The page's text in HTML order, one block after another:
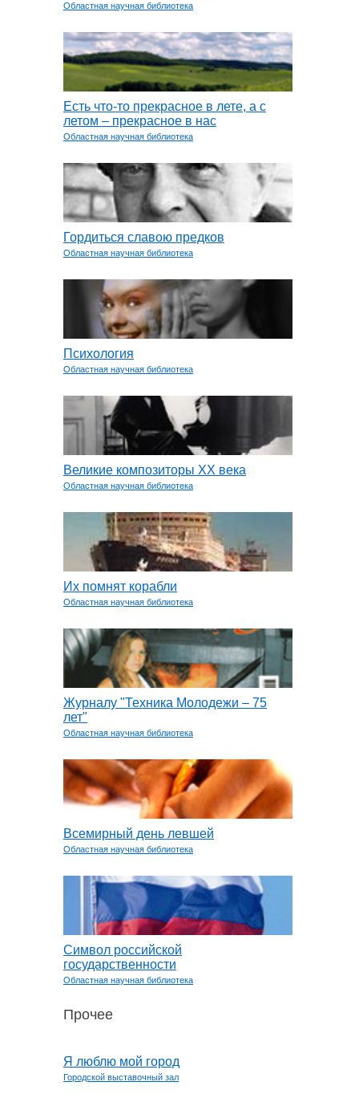
Областная научная библиотека
Есть что-то прекрасное в лете, а с
летом – прекрасное в нас
Областная научная библиотека
Гордиться славою предков
Областная научная библиотека
Психология
Областная научная библиотека
Великие композиторы ХХ века
Областная научная библиотека
Их помнят корабли
Областная научная библиотека
Журналу "Техника Молодежи – 75
лет"
Областная научная библиотека
Всемирный день левшей
Областная научная библиотека
Символ российской
государственности
Областная научная библиотека
Прочее
Я люблю мой город
Городской выставочный зал